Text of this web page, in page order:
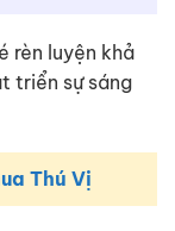
rèn luyện khả
triển sự sáng
Thú Vị